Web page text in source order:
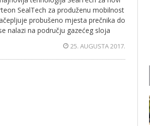
SealTech za produženu mobilnost
probušeno mjesta prečnika do
nalazi na području gazećeg sloja
25. AUGUSTA 2017.